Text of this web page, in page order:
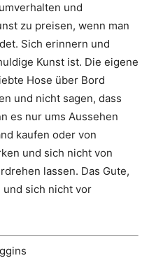
und
zu preisen, wenn man
Sich erinnern und
Kunst ist. Die eigene
Hose über Bord
und nicht sagen, dass
es nur ums Aussehen
kaufen oder von
und sich nicht von
lassen. Das Gute,
und sich nicht vor